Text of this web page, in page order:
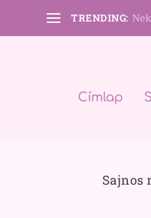
TRENDING:
Címlap
Sajnos